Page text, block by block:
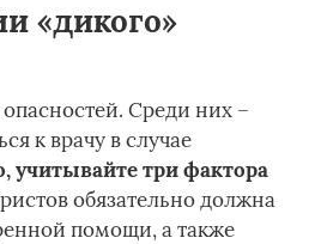
«дикого»
Среди них –
к врачу в случае
учитывайте три фактора
обязательно должна
помощи, а также